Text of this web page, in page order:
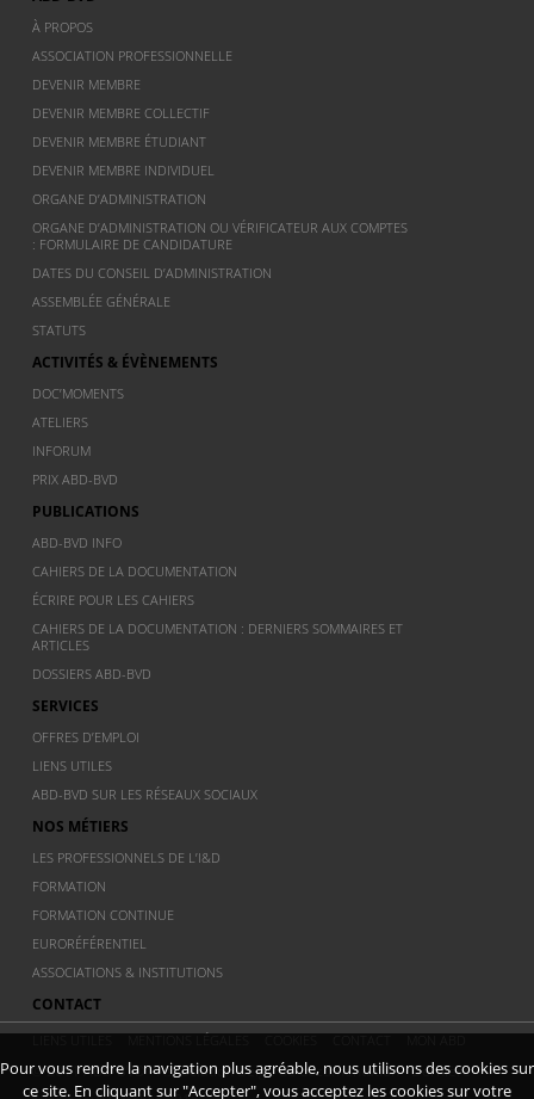
À PROPOS
ASSOCIATION PROFESSIONNELLE
DEVENIR MEMBRE
DEVENIR MEMBRE COLLECTIF
DEVENIR MEMBRE ÉTUDIANT
DEVENIR MEMBRE INDIVIDUEL
ORGANE D’ADMINISTRATION
ORGANE D’ADMINISTRATION OU VÉRIFICATEUR AUX COMPTES
: FORMULAIRE DE CANDIDATURE
DATES DU CONSEIL D’ADMINISTRATION
ASSEMBLÉE GÉNÉRALE
STATUTS
ACTIVITÉS & ÉVÈNEMENTS
DOC’MOMENTS
ATELIERS
INFORUM
PRIX ABD-BVD
PUBLICATIONS
ABD-BVD INFO
CAHIERS DE LA DOCUMENTATION
ÉCRIRE POUR LES CAHIERS
CAHIERS DE LA DOCUMENTATION : DERNIERS SOMMAIRES ET
ARTICLES
DOSSIERS ABD-BVD
SERVICES
OFFRES D’EMPLOI
LIENS UTILES
ABD-BVD SUR LES RÉSEAUX SOCIAUX
NOS MÉTIERS
LES PROFESSIONNELS DE L’I&D
FORMATION
FORMATION CONTINUE
EURORÉFÉRENTIEL
ASSOCIATIONS & INSTITUTIONS
CONTACT
© 2011 ABD BVD - Association Belge de documentation - Dernière
Pour vous rendre la navigation plus agréable, nous utilisons des cookies sur
ce site. En cliquant sur "Accepter", vous acceptez les cookies sur votre